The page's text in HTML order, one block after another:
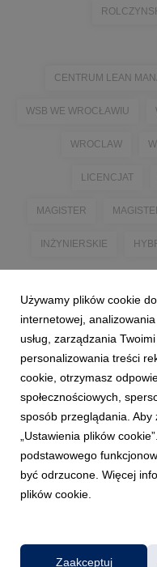
CENTRUM LEAN
WSB WE WROCŁAWIU
WROCLAW
LICENCJAT
MAGISTER
INŻYNIERSKIE
Używamy plików cookie
internetowej,
usług, zarządzania
personalizowania treści
cookie, otrzymasz
społecznościowych,
sposób przeglądania.
„Ustawienia plików
podstawowego
być odrzucone. Więcej
plików cookie.
Zaakceptuj